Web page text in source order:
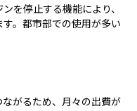
を停止する機能により、
。都市部での使用が多い
がるため、月々の出費が